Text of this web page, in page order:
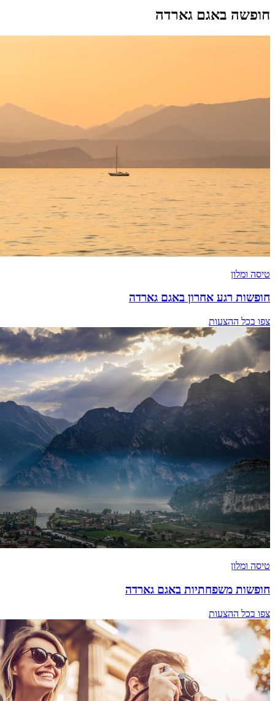
חופשה באגם גארדה
טיסה ומלון
חופשות רגע אחרון באגם גארדה
צפו בכל ההצעות
טיסה ומלון
חופשות משפחתיות באגם גארדה
צפו בכל ההצעות